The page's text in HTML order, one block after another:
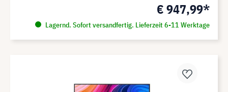
€ 947,99*
Lagernd. Sofort versandfertig. Lieferzeit 6-11 Werktage